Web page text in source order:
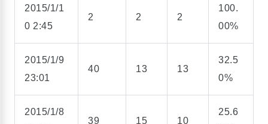
2015/1/1
0 2:45
2 2 2
100.
00%
2015/1/9
23:01
40 13 13
32.5
0%
2015/1/8
39 15 10
25.6